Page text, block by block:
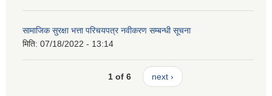
सामाजिक सुरक्षा भत्ता परिचयपत्र नवीकरण सम्बन्धी सूचना
मिति: 07/18/2022 - 13:14
1 of 6 next ›